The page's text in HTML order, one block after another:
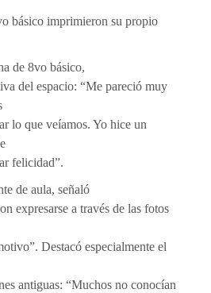
básico imprimieron su propio
de 8vo básico,
del espacio: “Me pareció muy
lo que veíamos. Yo hice un
felicidad”.
de aula, señaló
expresarse a través de las fotos
Destacó especialmente el
antiguas: “Muchos no conocían